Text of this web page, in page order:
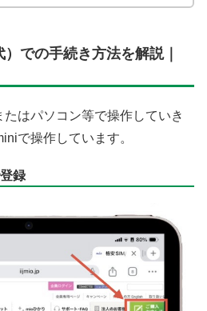
での手続き方法を解説｜
はパソコン等で操作していき
で操作しています。
録